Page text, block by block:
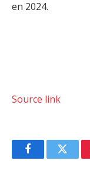
en 2024.
Source link
Facebook